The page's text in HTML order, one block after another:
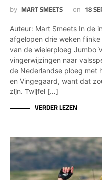
by MART SMEETS on 18
Auteur: Mart Smeets In de
afgelopen drie weken
van de wielerploeg Jumbo
vingerwijzingen naar
de Nederlandse ploeg met
en Vingegaard, want dat
zijn. Twijfel […]
VERDER LEZEN